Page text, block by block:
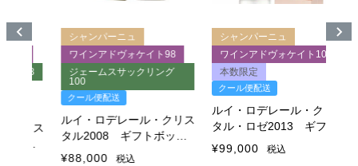
シャンパーニュ
ワインアドヴォケイト98
ジェームスサックリング
クール便配送
ルイ・ロデレール・クリス
タル2008 ギフトボック
ス付88,000 税込
シャンパーニュ
ワインアドヴォケイト100
本数限定
クール便配送
ルイ・ロデレール・クリス
タル・ロゼ2013 ギフト
ボックス付
99,000 税込